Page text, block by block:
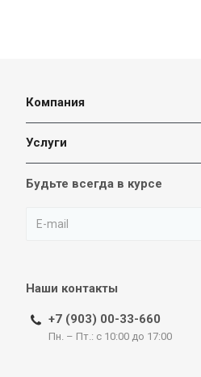
Компания
Услуги
Будьте всегда в курсе
Наши контакты
+7 (903) 00-33-660
Пн. – Пт.: с 10:00 до 17:00